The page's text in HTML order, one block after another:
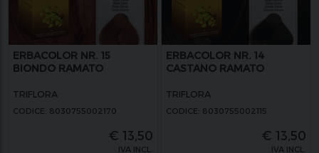
ERBACOLOR NR. 15
BIONDO RAMATO
TRIFLORA
CODICE: 8030755002170
€ 13,50
IVA INCL.
ERBACOLOR NR. 14
CASTANO RAMATO
TRIFLORA
CODICE: 8030755002115
€ 13,50
IVA INCL.